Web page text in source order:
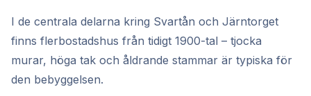
I de centrala delarna kring Svartån och Järntorget
finns flerbostadshus från tidigt 1900-tal – tjocka
murar, höga tak och åldrande stammar är typiska för
den bebyggelsen.